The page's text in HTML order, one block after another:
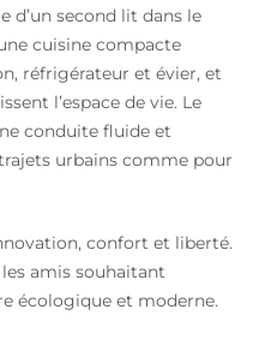
d’un second lit dans le
cuisine compacte
réfrigérateur et évier, et
l’espace de vie. Le
conduite fluide et
urbains comme pour
confort et liberté.
amis souhaitant
écologique et moderne.